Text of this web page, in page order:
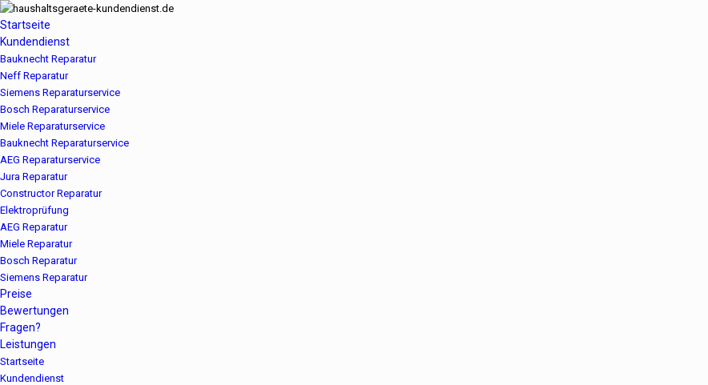
Startseite
Kundendienst
Bauknecht Reparatur
Neff Reparatur
Siemens Reparaturservice
Bosch Reparaturservice
Miele Reparaturservice
Bauknecht Reparaturservice
AEG Reparaturservice
Jura Reparatur
Constructor Reparatur
Elektroprüfung
AEG Reparatur
Miele Reparatur
Bosch Reparatur
Siemens Reparatur
Preise
Bewertungen
Fragen?
Leistungen
Startseite
Kundendienst